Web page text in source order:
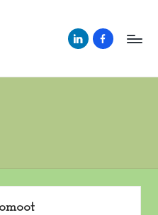
https://https://